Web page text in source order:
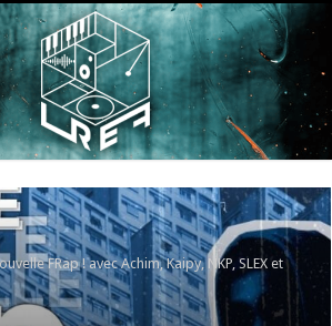
FRap ! avec Achim, Kaipy, NKP, SLEX et